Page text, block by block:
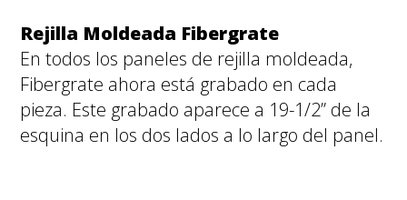
Rejilla Moldeada Fibergrate
En todos los paneles de rejilla moldeada,
Fibergrate ahora está grabado en cada
pieza. Este grabado aparece a 19-1/2” de la
esquina en los dos lados a lo largo del panel.